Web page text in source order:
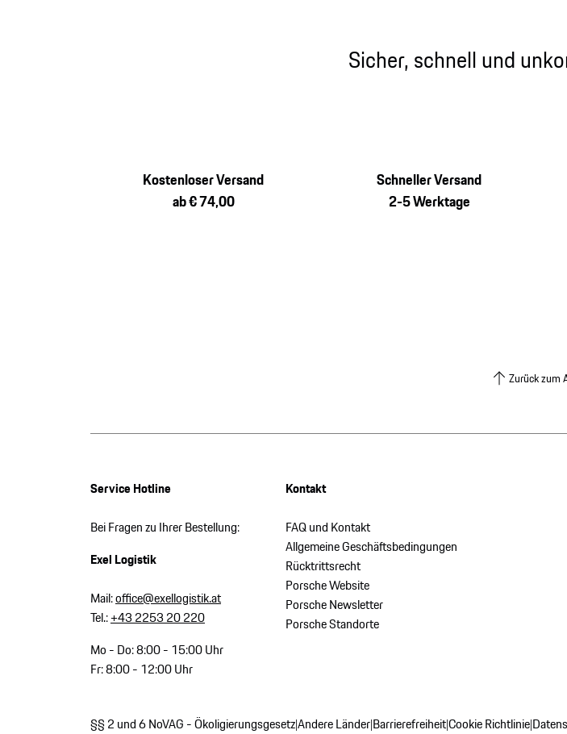
Sicher, schnell und
Kostenloser Versand
ab € 74,00
Schneller Versand
2-5 Werktage
Zurück zum
Service Hotline
Bei Fragen zu Ihrer Bestellung:
Exel Logistik
Mail:office@exellogistik.at
Tel.:+43 2253 20 220
Mo - Do: 8:00 - 15:00 Uhr
Fr: 8:00 - 12:00 Uhr
Kontakt
FAQ und Kontakt
Allgemeine Geschäftsbedingungen
Rücktrittsrecht
Porsche Website
Porsche Newsletter
Porsche Standorte
§§ 2 und 6 NoVAG - Ökoligierungsgesetz|Andere Länder|Barrierefreiheit|Cookie Richtlinie|